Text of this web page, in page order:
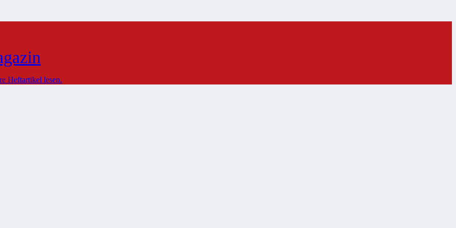
Heftartikel lesen.